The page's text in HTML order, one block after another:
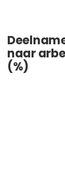
naar
(%)